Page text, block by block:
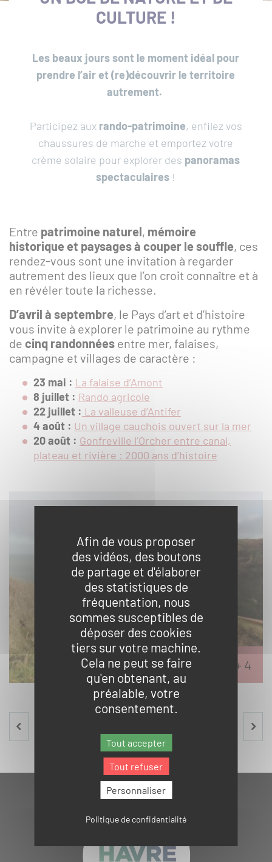
?
SUR
ACCÈS
Actualités
Réserver une activité
Foire aux questions
S'inscrire à la lettre
d'information
Espace Presse
Livre d'or
CULTURE !
Les beaux jours sont le moment idéal pour
prendre l’air et (re)découvrir le territoire
autrement.
Participez aux rando-patrimoine, enfilez vos
chaussures de marche et emportez votre
crème solaire pour explorer des panoramas
spectaculaires !
Entre patrimoine naturel, mémoire
historique et paysages à couper le souffle, ces
rendez-vous sont une invitation à regarder
autrement des lieux que l’on croit connaître et à
en révéler toute la richesse.
D’avril à septembre, le Pays d’art et d’histoire
vous invite à explorer le patrimoine au rythme
de cinq randonnées entre mer, falaises,
campagne et villages de caractère :
23 mai : La falaise d’Amont
8 juillet : Rando agricole
22 juillet : La valleuse d’Antifer
4 août : Un village cauchois ouvert sur la mer
20 août : Gonfreville l’Orcher entre canal,
plateau et rivière : 2000 ans d’histoire
PRÉCÉDENTE
PAGE
Afin de vous proposer
des vidéos, des boutons
de partage et d'élaborer
des statistiques de
fréquentation, nous
sommes susceptibles de
déposer des cookies
tiers sur votre machine.
Cela ne peut se faire
qu'en obtenant, au
préalable, votre
consentement.
Tout accepter
Tout refuser
Personnaliser
Politique de confidentialité